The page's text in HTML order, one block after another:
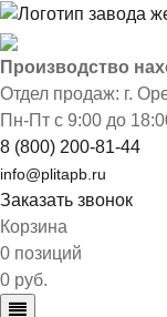
Производство
Отдел продаж: г.
Пн-Пт с 9:00 до
8 (800) 200-81-44
info@plitapb.ru
Заказать звонок
Корзина
0 позиций
0 руб.